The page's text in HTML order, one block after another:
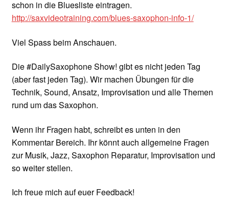
schon in die Bluesliste eintragen.
http://saxvideotraining.com/blues-saxophon-info-1/
Viel Spass beim Anschauen.
Die #DailySaxophone Show! gibt es nicht jeden Tag
(aber fast jeden Tag). Wir machen Übungen für die
Technik, Sound, Ansatz, Improvisation und alle Themen
rund um das Saxophon.
Wenn ihr Fragen habt, schreibt es unten in den
Kommentar Bereich. Ihr könnt auch allgemeine Fragen
zur Musik, Jazz, Saxophon Reparatur, Improvisation und
so weiter stellen.
Ich freue mich auf euer Feedback!